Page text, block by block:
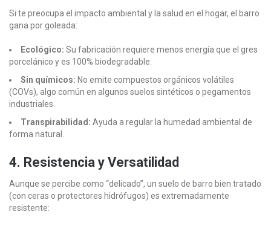
Si te preocupa el impacto ambiental y la salud en el hogar, el barro
gana por goleada:
Ecológico: Su fabricación requiere menos energía que el gres
porcelánico y es 100% biodegradable.
Sin químicos: No emite compuestos orgánicos volátiles
(COVs), algo común en algunos suelos sintéticos o pegamentos
industriales.
Transpirabilidad: Ayuda a regular la humedad ambiental de
forma natural.
4. Resistencia y Versatilidad
Aunque se percibe como “delicado”, un suelo de barro bien tratado
(con ceras o protectores hidrófugos) es extremadamente
resistente: